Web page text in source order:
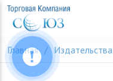
Skip
content
Главная Издательства